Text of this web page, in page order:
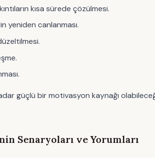
kısa sürede çözülmesi.
yeniden canlanması.
güçlü bir motivasyon kaynağı
Senaryoları ve Yorumları